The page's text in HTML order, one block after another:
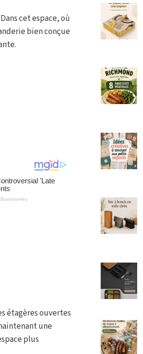
cet espace, où
bien conçue
étagères ouvertes
une
plus